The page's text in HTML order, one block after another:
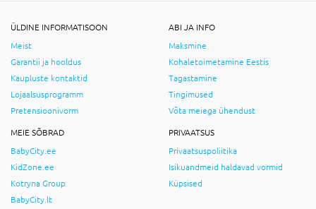
ÜLDINE INFORMATISOON
Meist
Garantii ja hooldus
Kaupluste kontaktid
Lojaalsusprogramm
Pretensioonivorm
ABI JA INFO
Maksmine
Kohaletoimetamine Eestis
Tagastamine
Tingimused
Võta meiega ühendust
MEIE SÕBRAD
BabyCity.ee
KidZone.ee
Kotryna Group
BabyCity.lt
PRIVAATSUS
Privaatsuspoliitika
Isikuandmeid haldavad vormid
Küpsised